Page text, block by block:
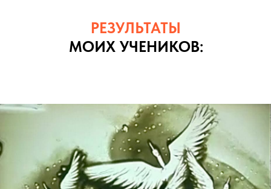
РЕЗУЛЬТАТЫ
МОИХ УЧЕНИКОВ: